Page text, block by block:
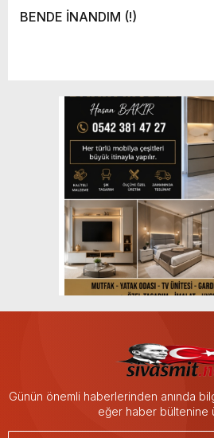
BENDE İNANDIM (!)
Günün önemli haberlerinden anında
eğer haber bültenine